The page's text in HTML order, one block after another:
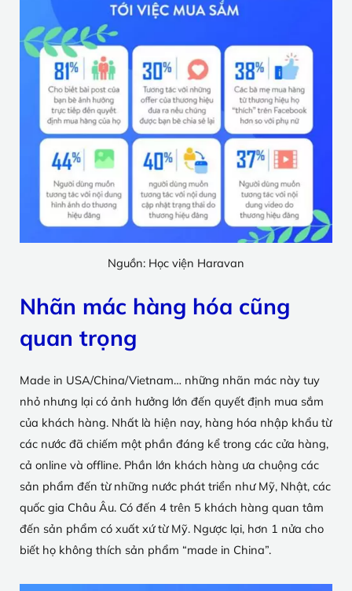
Nguồn: Học viện Haravan
Nhãn mác hàng hóa cũng
quan trọng
Made in USA/China/Vietnam… những nhãn mác này tuy
nhỏ nhưng lại có ảnh hưởng lớn đến quyết định mua sắm
của khách hàng. Nhất là hiện nay, hàng hóa nhập khẩu từ
các nước đã chiếm một phần đáng kể trong các cửa hàng,
cả online và offline. Phần lớn khách hàng ưa chuộng các
sản phẩm đến từ những nước phát triển như Mỹ, Nhật, các
quốc gia Châu Âu. Có đến 4 trên 5 khách hàng quan tâm
đến sản phẩm có xuất xứ từ Mỹ. Ngược lại, hơn 1 nửa cho
biết họ không thích sản phẩm “made in China”.